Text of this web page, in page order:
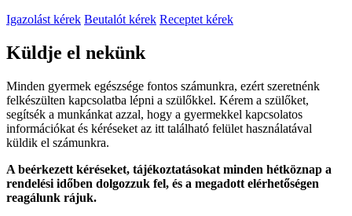
Igazolást kérek Beutalót kérek Receptet kérek
Küldje el nekünk
Minden gyermek egészsége fontos számunkra, ezért szeretnénk
felkészülten kapcsolatba lépni a szülőkkel. Kérem a szülőket,
segítsék a munkánkat azzal, hogy a gyermekkel kapcsolatos
információkat és kéréseket az itt található felület használatával
küldik el számunkra.
A beérkezett kéréseket, tájékoztatásokat minden hétköznap a
rendelési időben dolgozzuk fel, és a megadott elérhetőségen
reagálunk rájuk.